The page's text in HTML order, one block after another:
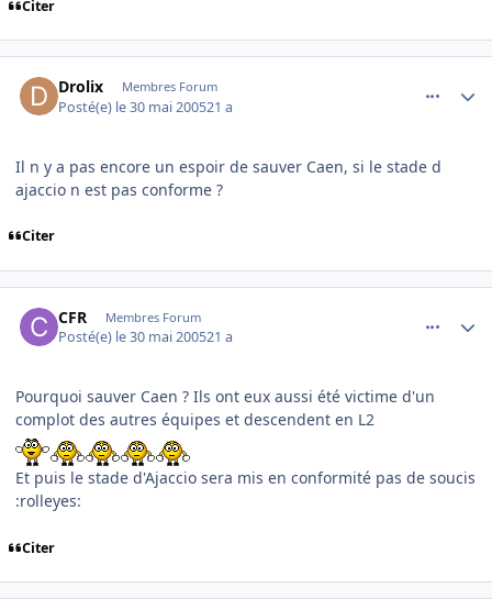
Citer
Drolix Membres Forum
Posté(e) le 30 mai 200521 a
Il n y a pas encore un espoir de sauver Caen, si le stade d
ajaccio n est pas conforme ?
Citer
CFR Membres Forum
Posté(e) le 30 mai 200521 a
Pourquoi sauver Caen ? Ils ont eux aussi été victime d'un
complot des autres équipes et descendent en L2
Et puis le stade d'Ajaccio sera mis en conformité pas de soucis
:rolleyes:
Citer